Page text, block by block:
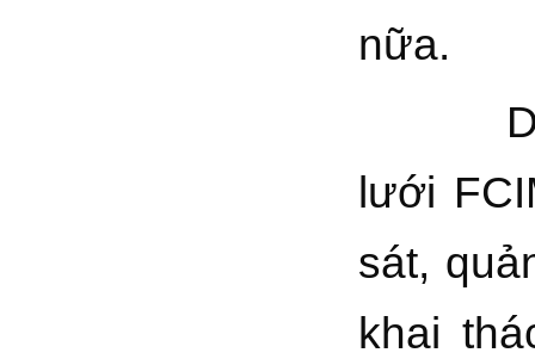
nữa.
Diễn
lưới
sát,
khai